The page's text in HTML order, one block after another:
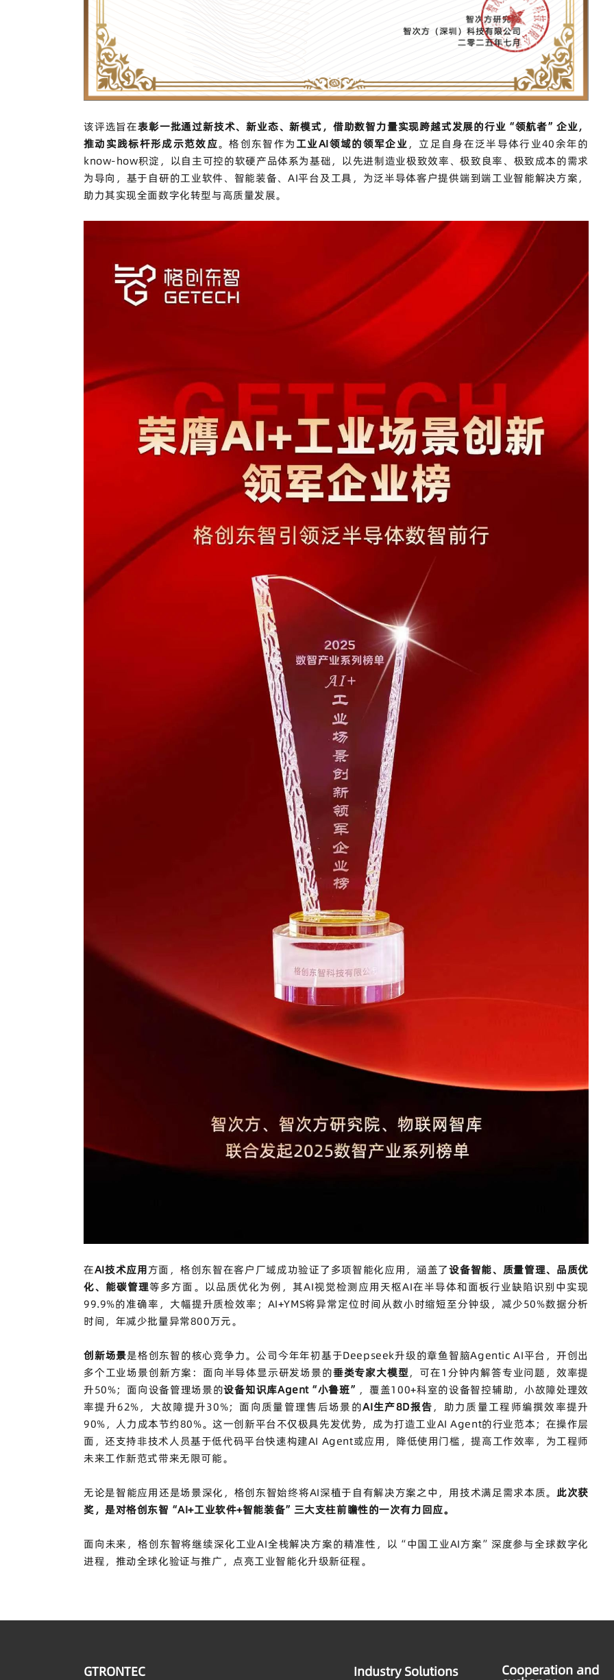
该评选旨在表彰一批通过新技术、新业态、新模式，借助数智力量实现跨越式发展的行业 “领航者” 企业，
推动实践标杆形成示范效应。格创东智作为工业AI领域的领军企业，立足自身在泛半导体行业40余年的
know-how积淀，以自主可控的软硬产品体系为基础，以先进制造业极致效率、极致良率、极致成本的需求
为导向，基于自研的工业软件、智能装备、AI平台及工具，为泛半导体客户提供端到端工业智能解决方案，
助力其实现全面数字化转型与高质量发展。
在AI技术应用方面，格创东智在客户厂域成功验证了多项智能化应用，涵盖了设备智能、质量管理、品质优
化、能碳管理等多方面。以品质优化为例，其AI视觉检测应用天枢AI在半导体和面板行业缺陷识别中实现
99.9%的准确率，大幅提升质检效率； AI+YMS将异常定位时间从数小时缩短至分钟级，减少50%数据分析
时间，年减少批量异常800万元。
创新场景是格创东智的核心竞争力。公司今年年初基于Deepseek升级的章鱼智脑Agentic AI平台，开创出
多个工业场景创新方案：面向半导体显示研发场景的垂类专家大模型，可在1分钟内解答专业问题，效率提
升50%；面向设备管理场景的设备知识库Agent“小鲁班” ，覆盖100+科室的设备智控辅助，小故障处理效
率提升62%，大故障提升30%；面向质量管理售后场景的AI生产8D报告，助力质量工程师编撰效率提升
90%，人力成本节约80%。这一创新平台不仅极具先发优势，成为打造工业AI Agent的行业范本；在操作层
面，还支持非技术人员基于低代码平台快速构建AI Agent或应用，降低使用门槛，提高工作效率，为工程师
未来工作新范式带来无限可能。
无论是智能应用还是场景深化，格创东智始终将AI深植于自有解决方案之中，用技术满足需求本质。此次获
奖，是对格创东智“AI+工业软件+智能装备”三大支柱前瞻性的一次有力回应。
面向未来，格创东智将继续深化工业AI全栈解决方案的精准性，以 “中国工业AI方案” 深度参与全球数字化
进程，推动全球化验证与推广，点亮工业智能化升级新征程。
GTRONTEC Industry Solutions Cooperation and